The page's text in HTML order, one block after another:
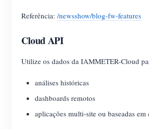
Referência: /newsshow/blog-fw-features
Cloud API
Utilize os dados da IAMMETER-Cloud
análises históricas
dashboards remotos
aplicações multi-site ou baseadas em